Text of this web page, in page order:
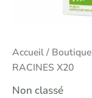
Accueil/ Boutique
RACINES X20
Non classé